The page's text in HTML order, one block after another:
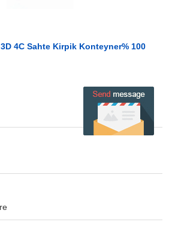
4C Sahte Kirpik Konteyner% 100